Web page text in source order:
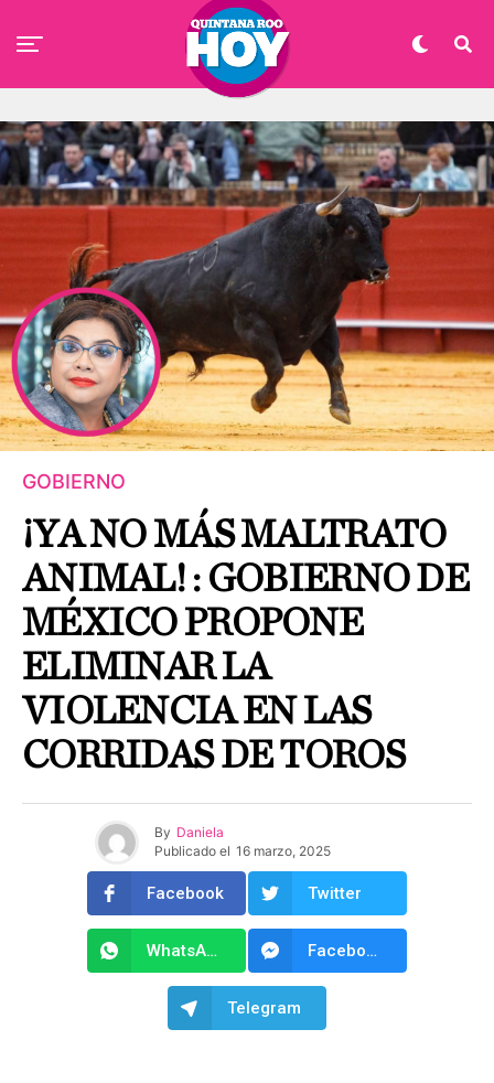
GOBIERNO
¡YA NO MÁS MALTRATO
ANIMAL! : GOBIERNO DE
MÉXICO PROPONE
ELIMINAR LA
VIOLENCIA EN LAS
CORRIDAS DE TOROS
By Daniela
Publicado el 16 marzo, 2025
Facebook Twitter
WhatsApp Facebook Messenger
Telegram